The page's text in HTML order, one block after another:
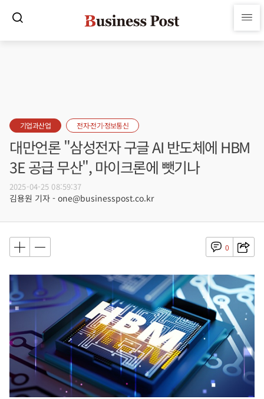
기업과산업 전자·전기·정보통신
대만언론 "삼성전자 구글 AI 반도체에 HBM
3E 공급 무산", 마이크론에 뺏기나
2025-04-25 08:59:37
김용원 기자 - one@businesspost.co.kr
0